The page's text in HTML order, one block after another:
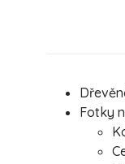
Fotky